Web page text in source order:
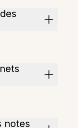
notes